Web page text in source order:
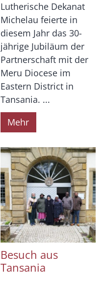
Lutherische Dekanat
Michelau feierte in
diesem Jahr das 30-
jährige Jubiläum der
Partnerschaft mit der
Meru Diocese im
Eastern District in
Tansania. ...
Mehr
Besuch aus
Tansania